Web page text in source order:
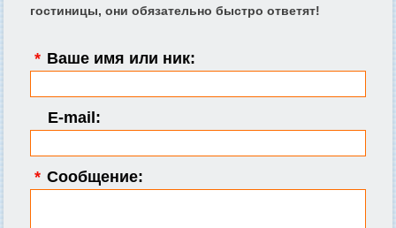
гостиницы, они обязательно быстро ответят!
* Ваше имя или ник:
E-mail:
* Сообщение: